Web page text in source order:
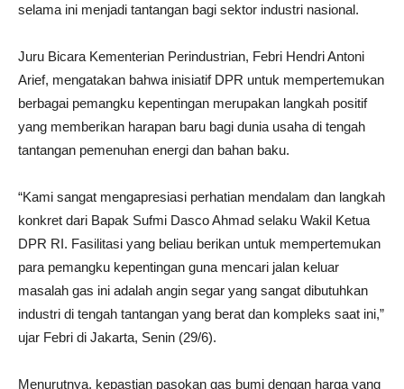
selama ini menjadi tantangan bagi sektor industri nasional.
Juru Bicara Kementerian Perindustrian, Febri Hendri Antoni
Arief, mengatakan bahwa inisiatif DPR untuk mempertemukan
berbagai pemangku kepentingan merupakan langkah positif
yang memberikan harapan baru bagi dunia usaha di tengah
tantangan pemenuhan energi dan bahan baku.
“Kami sangat mengapresiasi perhatian mendalam dan langkah
konkret dari Bapak Sufmi Dasco Ahmad selaku Wakil Ketua
DPR RI. Fasilitasi yang beliau berikan untuk mempertemukan
para pemangku kepentingan guna mencari jalan keluar
masalah gas ini adalah angin segar yang sangat dibutuhkan
industri di tengah tantangan yang berat dan kompleks saat ini,”
ujar Febri di Jakarta, Senin (29/6).
Menurutnya, kepastian pasokan gas bumi dengan harga yang